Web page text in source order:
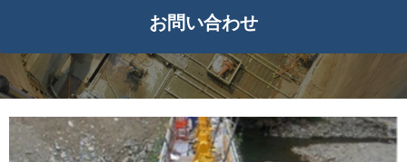
お問い合わせ